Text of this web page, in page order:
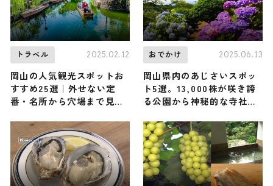
トラベル 2025.02.12
岡山の人気観光スポットお
すすめ25選｜外せない定
番・名所から穴場まで見ど
おでかけ 2025.06.13
岡山県内のあじさいスポッ
ト5選。13,000株が咲き誇
る公園から神秘的な寺社風